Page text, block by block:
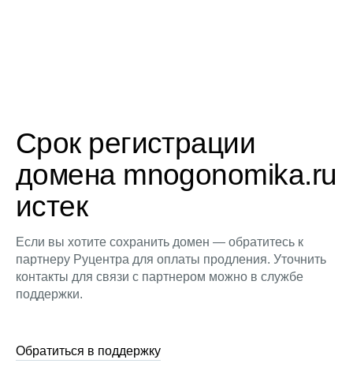
Срок регистрации
домена mnogonomika.ru
истек
Если вы хотите сохранить домен — обратитесь к
партнеру Руцентра для оплаты продления. Уточнить
контакты для связи с партнером можно в службе
поддержки.
Обратиться в поддержку